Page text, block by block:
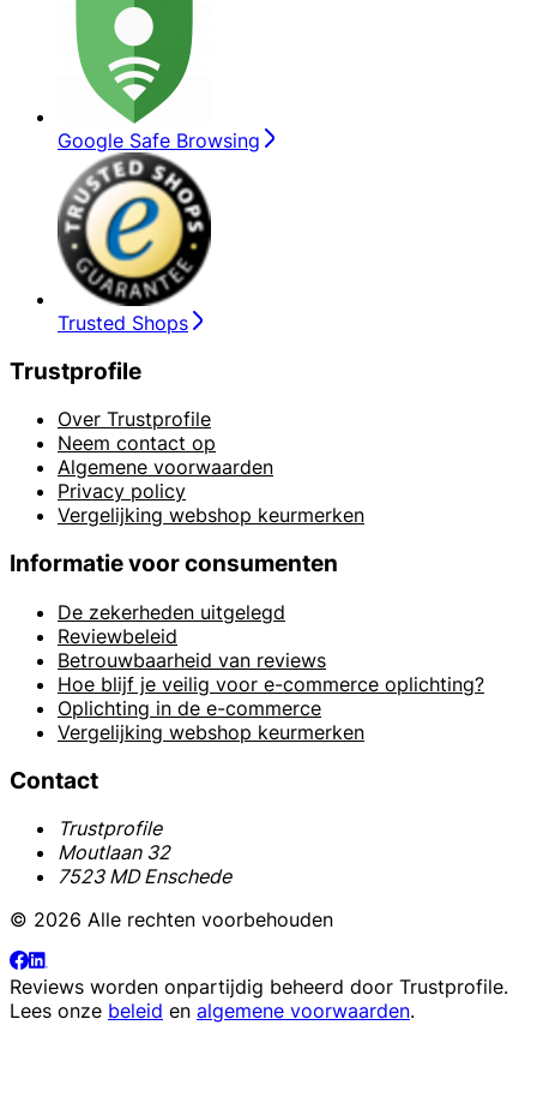
Google Safe Browsing
Trusted Shops
Trustprofile
Over Trustprofile
Neem contact op
Algemene voorwaarden
Privacy policy
Vergelijking webshop keurmerken
Informatie voor consumenten
De zekerheden uitgelegd
Reviewbeleid
Betrouwbaarheid van reviews
Hoe blijf je veilig voor e-commerce oplichting?
Oplichting in de e-commerce
Vergelijking webshop keurmerken
Contact
Trustprofile
Moutlaan 32
7523 MD Enschede
© 2026 Alle rechten voorbehouden
Reviews worden onpartijdig beheerd door Trustprofile.
Lees onze beleid en algemene voorwaarden.